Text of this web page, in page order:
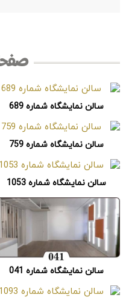
سالن نمایشگاه شماره 689
سالن نمایشگاه شماره 759
سالن نمایشگاه شماره 1053
سالن نمایشگاه شماره 041